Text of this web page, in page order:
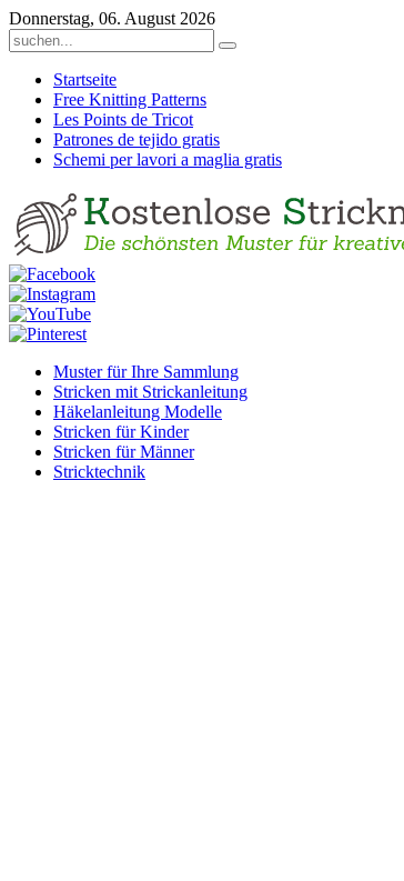
Donnerstag, 06. August 2026
Startseite
Free Knitting Patterns
Les Points de Tricot
Patrones de tejido gratis
Schemi per lavori a maglia gratis
Muster für Ihre Sammlung
Stricken mit Strickanleitung
Häkelanleitung Modelle
Stricken für Kinder
Stricken für Männer
Stricktechnik